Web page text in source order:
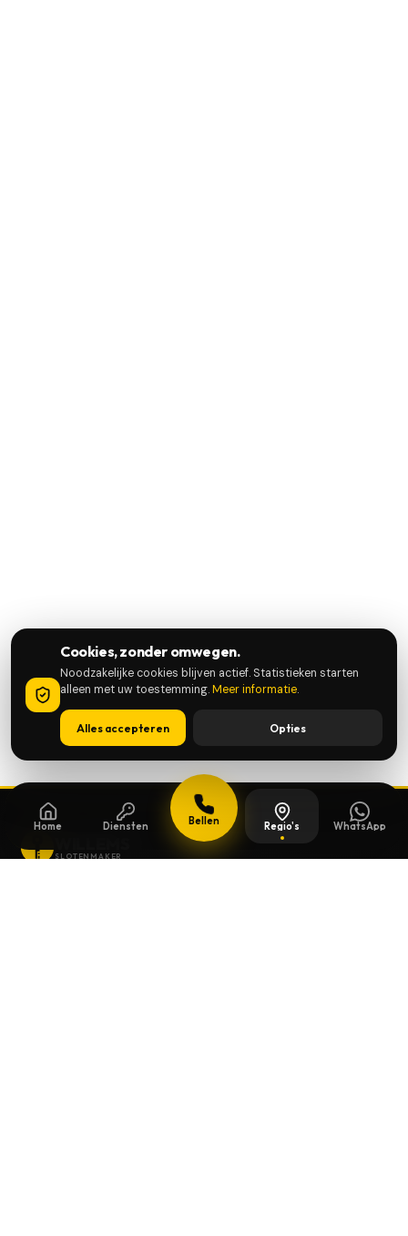
Home Diensten Bellen Regio's WhatsApp
SLOTENMAKER
Cookies, zonder omwegen.
Noodzakelijke cookies blijven actief. Statistieken starten
alleen met uw toestemming.Meer informatie.
Alles accepteren Opties